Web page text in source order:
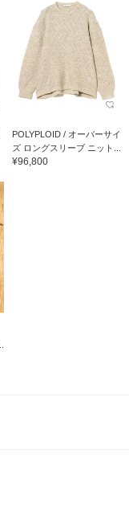
POLYPLOID / オーバーサイ
ズ ロングスリーブ ニット...
¥96,800